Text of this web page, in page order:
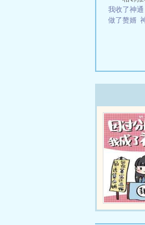
我收了神通
做了赘婿